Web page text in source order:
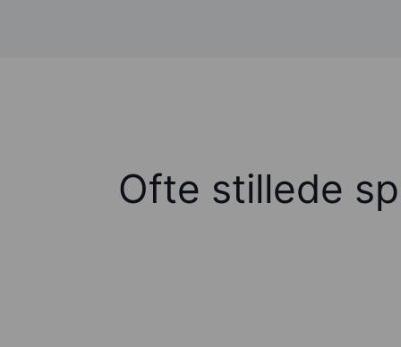
Ofte stillede